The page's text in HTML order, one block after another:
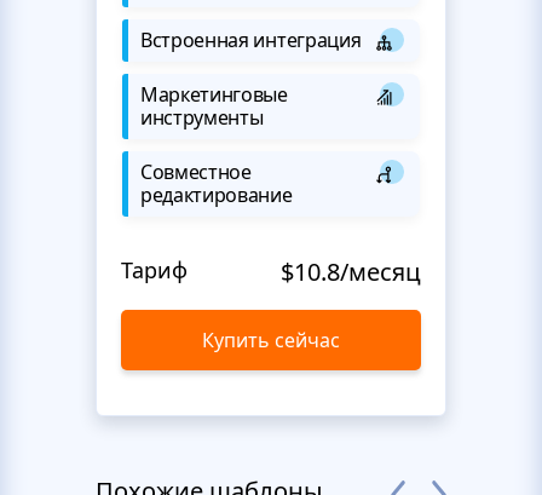
Встроенная интеграция
Маркетинговые
инструменты
Совместное
редактирование
Тариф $10.8/месяц
Купить сейчас